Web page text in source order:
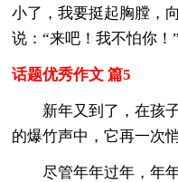
小了，我要挺起胸膛，
说：“来吧！我不怕你！”
话题优秀作文 篇5
新年又到了，在孩
的爆竹声中，它再一次
尽管年年过年，年